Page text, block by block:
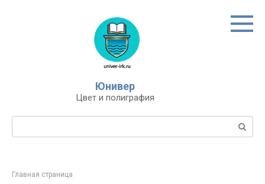
Юнивер
Цвет и полиграфия
Главная страница